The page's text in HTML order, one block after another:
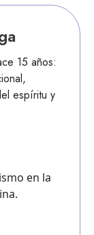
15 años:
espíritu y
en la